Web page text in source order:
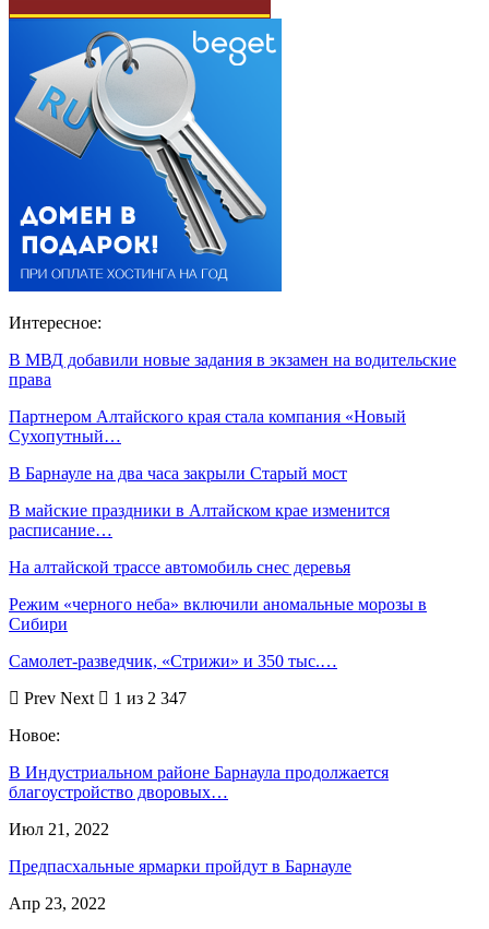
Интересное:
В МВД добавили новые задания в экзамен на водительские
права
Партнером Алтайского края стала компания «Новый
Сухопутный…
В Барнауле на два часа закрыли Старый мост
В майские праздники в Алтайском крае изменится
расписание…
На алтайской трассе автомобиль снес деревья
Режим «черного неба» включили аномальные морозы в
Сибири
Самолет-разведчик, «Стрижи» и 350 тыс.…
Prev Next
1 из 2 347
Новое:
В Индустриальном районе Барнаула продолжается
благоустройство дворовых…
Июл 21, 2022
Предпасхальные ярмарки пройдут в Барнауле
Апр 23, 2022